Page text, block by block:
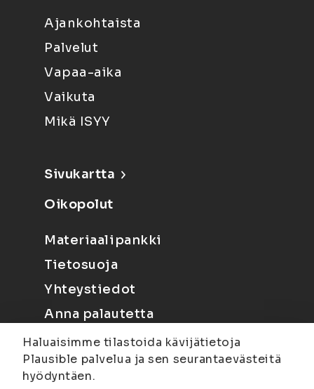
Ajankohtaista
Palvelut
Vapaa-aika
Vaikuta
Mikä ISYY
Sivukartta
Oikopolut
Materiaalipankki
Tietosuoja
Yhteystiedot
Anna palautetta
Haluaisimme tilastoida kävijätietoja
Plausible palvelua ja sen seurantaevästeitä
hyödyntäen.